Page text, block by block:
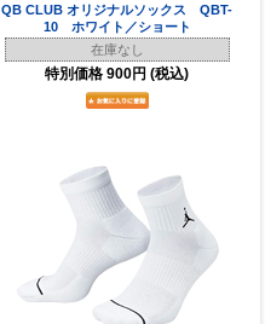
QB CLUB オリジナルソックス QBT-
10 ホワイト／ショート
在庫なし
特別価格 900円 (税込)